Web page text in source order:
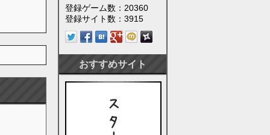
登録ゲーム数：20360
登録サイト数：3915
おすすめサイト